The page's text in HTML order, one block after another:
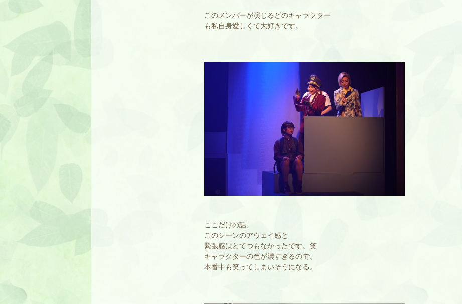
このメンバーが演じるどのキャラクター
も私自身愛しくて大好きです。
ここだけの話、
このシーンのアウェイ感と
緊張感はとてつもなかったです。笑
キャラクターの色が濃すぎるので。
本番中も笑ってしまいそうになる。